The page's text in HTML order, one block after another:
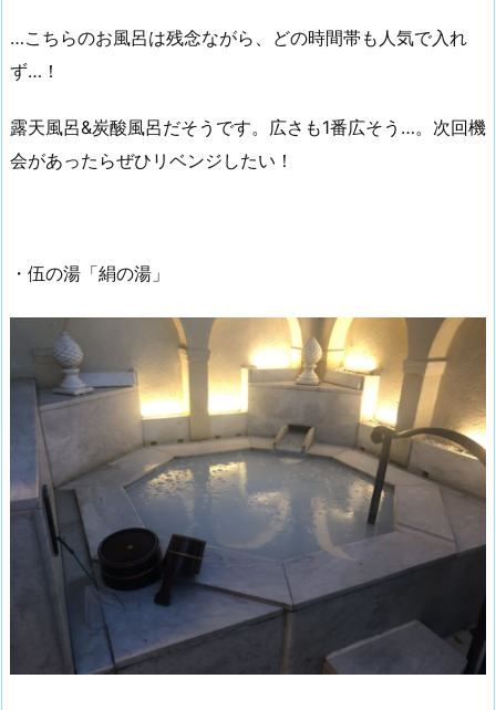
…こちらのお風呂は残念ながら、どの時間帯も人気で入れ
ず…！
露天風呂&炭酸風呂だそうです。広さも1番広そう…。次回機
会があったらぜひリベンジしたい！
・伍の湯「絹の湯」